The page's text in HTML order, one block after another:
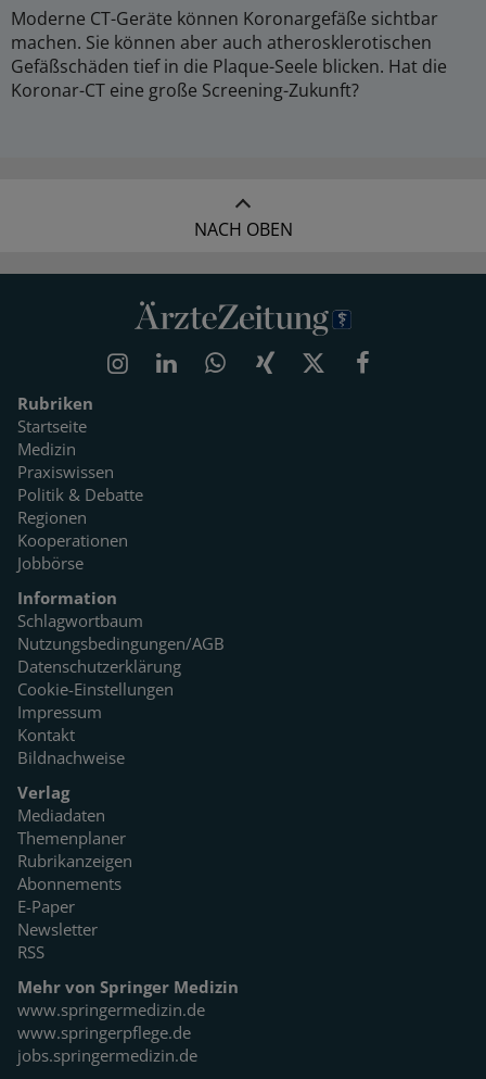
Moderne CT-Geräte können Koronargefäße sichtbar
machen. Sie können aber auch atherosklerotischen
Gefäßschäden tief in die Plaque-Seele blicken. Hat die
Koronar-CT eine große Screening-Zukunft?
NACH OBEN
Rubriken
Startseite
Medizin
Praxiswissen
Politik & Debatte
Regionen
Kooperationen
Jobbörse
Information
Schlagwortbaum
Nutzungsbedingungen/AGB
Datenschutzerklärung
Cookie-Einstellungen
Impressum
Kontakt
Bildnachweise
Verlag
Mediadaten
Themenplaner
Rubrikanzeigen
Abonnements
E-Paper
Newsletter
RSS
Mehr von Springer Medizin
www.springermedizin.de
www.springerpflege.de
jobs.springermedizin.de